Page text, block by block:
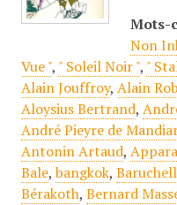
Mots-
Non
Vue ", " Soleil Noir ", "
Alain Jouffroy, Alain
Aloysius Bertrand,
André Pieyre de
Antonin Artaud,
Bale,bangkok,
Bérakoth, Bernard